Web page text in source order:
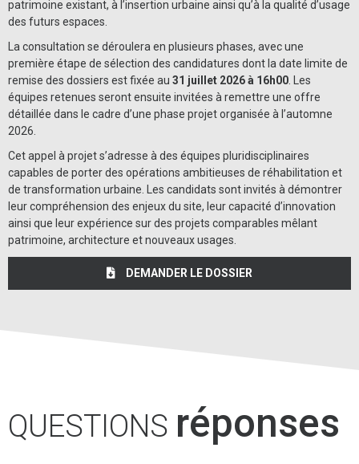
patrimoine existant, à l’insertion urbaine ainsi qu’à la qualité d’usage
des futurs espaces.
La consultation se déroulera en plusieurs phases, avec une
première étape de sélection des candidatures dont la date limite de
remise des dossiers est fixée au 31 juillet 2026 à 16h00 . Les
équipes retenues seront ensuite invitées à remettre une offre
détaillée dans le cadre d’une phase projet organisée à l’automne
2026.
Cet appel à projet s’adresse à des équipes pluridisciplinaires
capables de porter des opérations ambitieuses de réhabilitation et
de transformation urbaine. Les candidats sont invités à démontrer
leur compréhension des enjeux du site, leur capacité d’innovation
ainsi que leur expérience sur des projets comparables mêlant
patrimoine, architecture et nouveaux usages.
DEMANDER LE DOSSIER
QUESTIONS réponses